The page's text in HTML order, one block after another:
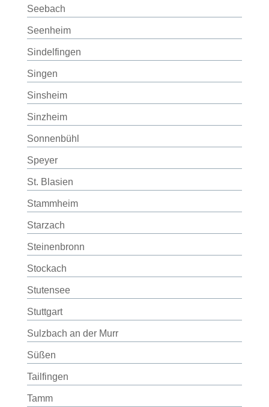
Seebach
Seenheim
Sindelfingen
Singen
Sinsheim
Sinzheim
Sonnenbühl
Speyer
St. Blasien
Stammheim
Starzach
Steinenbronn
Stockach
Stutensee
Stuttgart
Sulzbach an der Murr
Süßen
Tailfingen
Tamm